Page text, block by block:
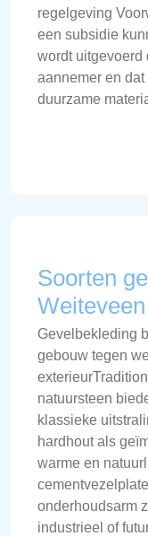
regelgeving
een subsidie
wordt uitgevoerd
aannemer en
duurzame
Soorten
Weiteveen
Gevelbekleding
gebouw tegen
natuursteen
klassieke
hardhout als
warme en
onderhoudsarm
industrieel of